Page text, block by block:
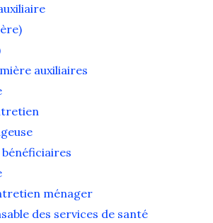
auxiliaires
bénéficiaires
ménager
des services de santé